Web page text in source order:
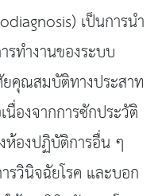
เป็นการนำ
รทำงานของระบบ
คุณสมบัติทางประสาท
องจากการซักประวัติ
ห้องปฏิบัติการอื่น ๆ
รวินิจฉัยโรค และบอก